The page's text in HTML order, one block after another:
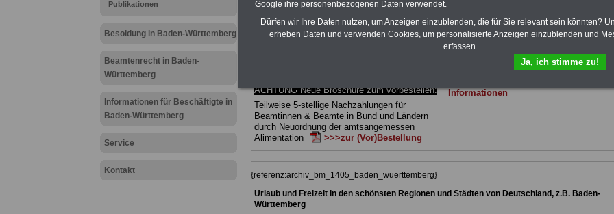
Publikationen
Besoldung in Baden-Württemberg
Beamtenrecht in Baden-
Württemberg
Informationen für Beschäftigte in
Baden-Württemberg
Service
Kontakt
Ländern. Alle drei Ratgeber sind übersichtlich
gegliedert und erläutern auch komplizierte
Sachverhalte verständlich (auch für
Mitarbeiter des öffentlichen Dienstes in
ACHTUNG Neue Broschüre zum vorbestellen:
Teilweise 5-stellige Nachzahlungen für
Beamtinnen & Beamte in Bund und Ländern
durch Neuordnung der amtsangemessen
Alimentation
>>>zur (Vor)Bestellung
Landes Baden-Württemberg
geeignet: die
Bücher behandeln Beamtenrecht,
Beamtenversor-gung, Beihilfe, Rund ums
Nebentätigkeitsrecht, Frauen im
Dienst. und Berufseinstieg im öffentlichen
Dienst. Man kann die eBooks
Informationen
{referenz:archiv_bm_1405_baden_wuerttemberg}
Urlaub und Freizeit in den schönsten Regionen und Städten von Deutschland, z.B. Baden-
Württemberg
Google ihre personenbezogenen Daten verwendet.
Dürfen wir Ihre Daten nutzen, um Anzeigen einzublenden, die für Sie relevant sein könnten?
erheben Daten und verwenden Cookies, um personalisierte Anzeigen einzublenden und
erfassen.
Ja, ich stimme zu!